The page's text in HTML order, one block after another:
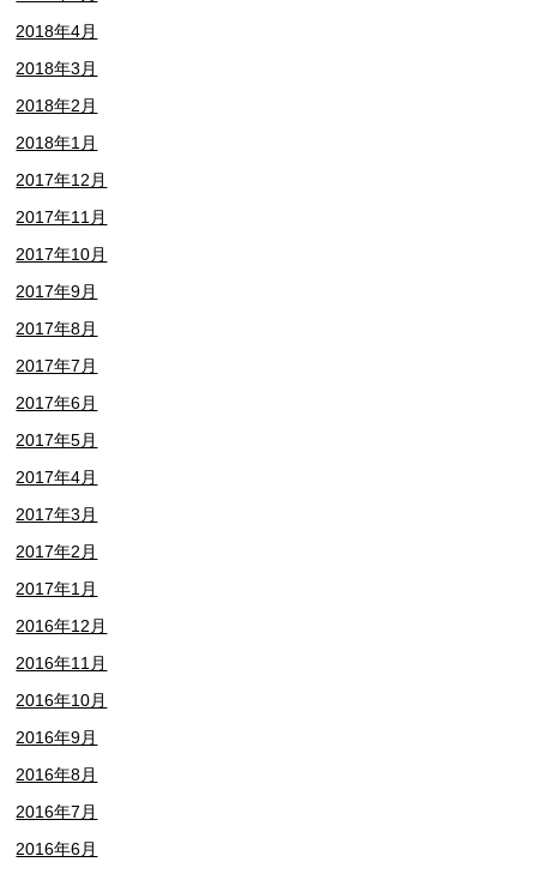
2018年4月
2018年3月
2018年2月
2018年1月
2017年12月
2017年11月
2017年10月
2017年9月
2017年8月
2017年7月
2017年6月
2017年5月
2017年4月
2017年3月
2017年2月
2017年1月
2016年12月
2016年11月
2016年10月
2016年9月
2016年8月
2016年7月
2016年6月